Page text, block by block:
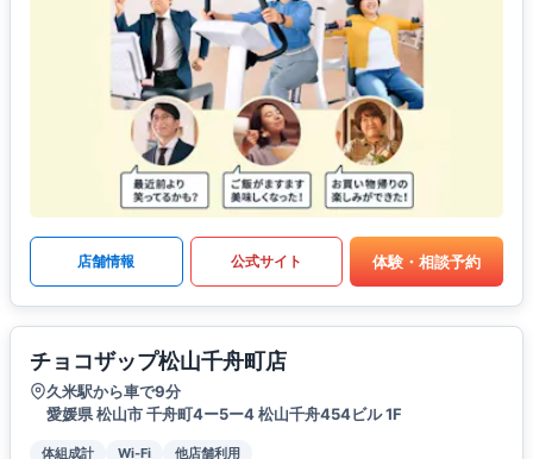
店舗情報 公式サイト 体験・相談予約
チョコザップ松山千舟町店
久米駅から車で9分
愛媛県 松山市 千舟町4ー5ー4 松山千舟454ビル 1F
体組成計 Wi-Fi 他店舗利用